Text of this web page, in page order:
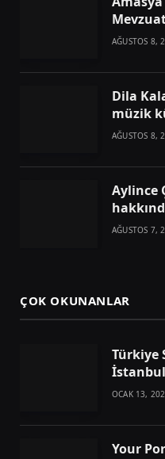
AĞUSTOS 8,
Dila
müzik
AĞUSTOS 8,
Aylince
AĞUSTOS 7,
ÇOK OKUNANLAR
Türkiye
OCAK 13,
Your